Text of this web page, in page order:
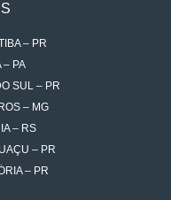
– PR
– PA
SUL – PR
– MG
– RS
– PR
– PR